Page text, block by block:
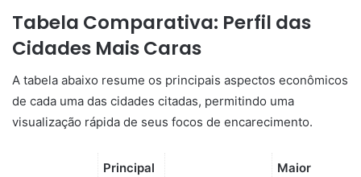
Tabela Comparativa: Perfil das
Cidades Mais Caras
A tabela abaixo resume os principais aspectos econômicos
de cada uma das cidades citadas, permitindo uma
visualização rápida de seus focos de encarecimento.
Principal Maior